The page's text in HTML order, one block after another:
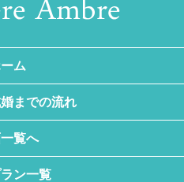
ム
までの流れ
覧へ
ン一覧